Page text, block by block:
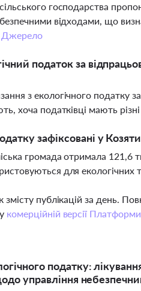
господарства
відходами, що
Джерело
податок за
з екологічного податку
хоча податківці мають
зафіксовані у
громада отримала 121,6
для екологічних
публікацій за день.
комерційній версії
податку:
управління